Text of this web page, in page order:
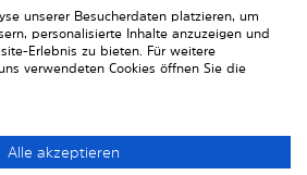
Solarplexiusscheiben von Innen
unserer Besucherdaten platzieren, um
personalisierte Inhalte anzuzeigen und
Erlebnis zu bieten. Für weitere
verwendeten Cookies öffnen Sie die
Alle akzeptieren